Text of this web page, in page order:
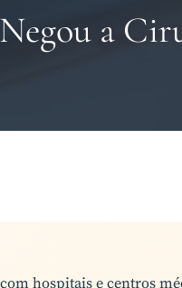
a
hospitais e centros